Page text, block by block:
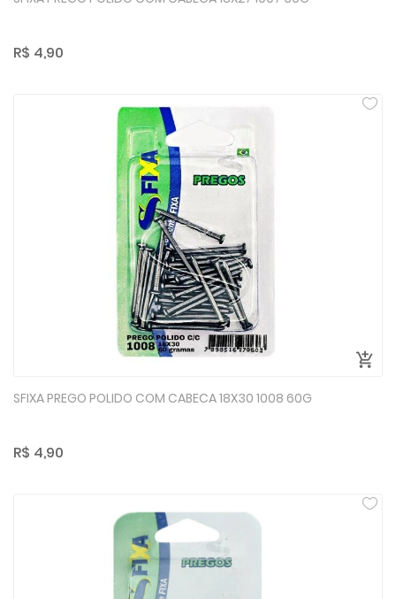
R$ 4,90
SFIXA PREGO POLIDO COM CABECA 18X30 1008 60G
R$ 4,90